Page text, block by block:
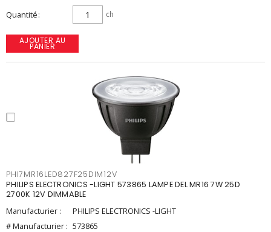
Quantité ch
AJOUTER AU
PANIER
PHI7MR16LED827F25DIM12V
PHILIPS ELECTRONICS -LIGHT 573865 LAMPE DEL MR16 7W 25D
2700K 12V DIMMABLE
Manufacturier :
PHILIPS ELECTRONICS -LIGHT
# Manufacturier : 573865